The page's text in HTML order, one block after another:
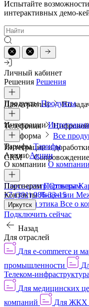
Испытайте
интерактивных демо-
Личный кабинет
Решения Решения
Для отраслей По
ПродуктыПродукты
Телефония Цифровой
платформа
Все
ИнтеграцииИнтеграции
Интеграции и
CRM
ТарифыТарифы
АкцииАкции
О компании О компании
Пресс-центрОтзывы
КонтактыЛицензии
и деловая этика Все о
ПартнерамПартнерам
+7 (391) 986-33-15
Иркутск
Подключить сейчас
Назад
Для отраслей
Для e-commerce и
промышленности
Телеком-
Для медицинских
компаний
Для ЖКХ